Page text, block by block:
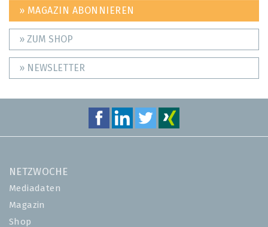
» MAGAZIN ABONNIEREN
» ZUM SHOP
» NEWSLETTER
NETZWOCHE
Mediadaten
Magazin
Shop